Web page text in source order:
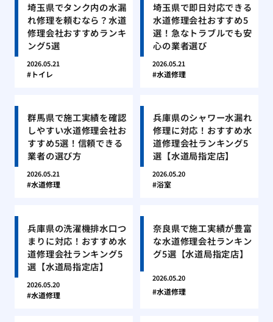
埼玉県でタンク内の水漏
れ修理を頼むなら？水道
修理会社おすすめランキ
ング5選
2026.05.21
トイレ
埼玉県で即日対応できる
水道修理会社おすすめ5
選！急なトラブルでも安
心の業者選び
2026.05.21
水道修理
群馬県で施工実績を確認
しやすい水道修理会社お
すすめ5選！信頼できる
業者の選び方
2026.05.21
水道修理
兵庫県のシャワー水漏れ
修理に対応！おすすめ水
道修理会社ランキング5
選【水道局指定店】
2026.05.20
浴室
兵庫県の洗濯機排水口つ
まりに対応！おすすめ水
道修理会社ランキング5
選【水道局指定店】
2026.05.20
水道修理
奈良県で施工実績が豊富
な水道修理会社ランキン
グ5選【水道局指定店】
2026.05.20
水道修理